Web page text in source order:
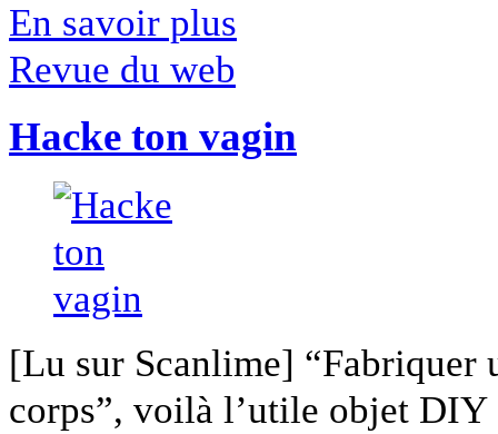
En savoir plus
Revue du web
Hacke ton vagin
[Lu sur Scanlime] “Fabriquer
corps”, voilà l’utile objet